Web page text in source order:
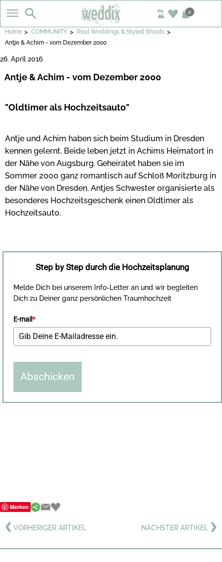
0
Home > COMMUNITY > Real Weddings & Styled Shoots >
Antje & Achim - vom Dezember 2000
26. April 2016
Antje & Achim - vom Dezember 2000
"Oldtimer als Hochzeitsauto"
Antje und Achim haben sich beim Studium in Dresden
kennen gelernt. Beide leben jetzt in Achims Heimatort in
der Nähe von Augsburg. Geheiratet haben sie im
Sommer 2000 ganz romantisch auf Schloß Moritzburg in
der Nähe von Dresden. Antjes Schwester organisierte als
besonderes Hochzeitsgeschenk einen Oldtimer als
Hochzeitsauto.
Step by Step durch die Hochzeitsplanung
Melde Dich bei unserem Info-Letter an und wir begleiten
Dich zu Deiner ganz persönlichen Traumhochzeit
E-mail*
Abschicken
Merken
VORHERIGER ARTIKEL NÄCHSTER ARTIKEL